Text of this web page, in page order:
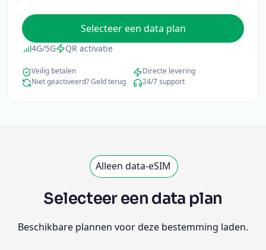
Selecteer een data plan
4G/5G QR activatie
Veilig betalen
Directe levering
Niet geactiveerd? Geld terug
24/7 support
Alleen data-eSIM
Selecteer een data plan
Beschikbare plannen voor deze bestemming laden.